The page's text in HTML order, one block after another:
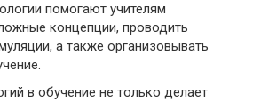
помогают учителям
концепции, проводить
а также организовывать
в обучение не только делает